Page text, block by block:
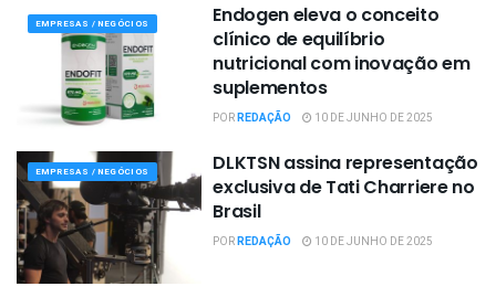
EMPRESAS / NEGÓCIOS
Endogen eleva o conceito
clínico de equilíbrio
nutricional com inovação em
suplementos
PORREDAÇÃO 10 DE JUNHO DE 2025
EMPRESAS / NEGÓCIOS
DLKTSN assina representação
exclusiva de Tati Charriere no
Brasil
PORREDAÇÃO 10 DE JUNHO DE 2025